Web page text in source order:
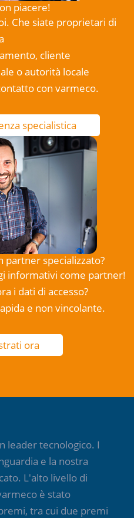
piacere!
Che siate proprietari di
cliente
o autorità locale
con varmeco.
specialistica
partner specializzato?
informativi come partner!
i dati di accesso?
e non vincolante.
ora
leader tecnologico. I
e la nostra
L'alto livello di
è stato
tra cui due premi